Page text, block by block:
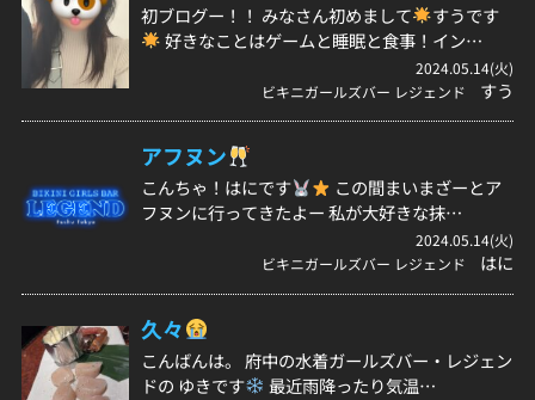
初ブログー！！ みなさん初めまして
すうです
好きなことはゲームと睡眠と食事！イン…
2024.05.14(火)
ビキニガールズバー レジェンド
すう
アフヌン
こんちゃ！はにです
この間まいまざーとア
フヌンに行ってきたよー 私が大好きな抹…
2024.05.14(火)
ビキニガールズバー レジェンド
はに
久々
こんばんは。 府中の水着ガールズバー・レジェン
ドの ゆきです
最近雨降ったり気温…